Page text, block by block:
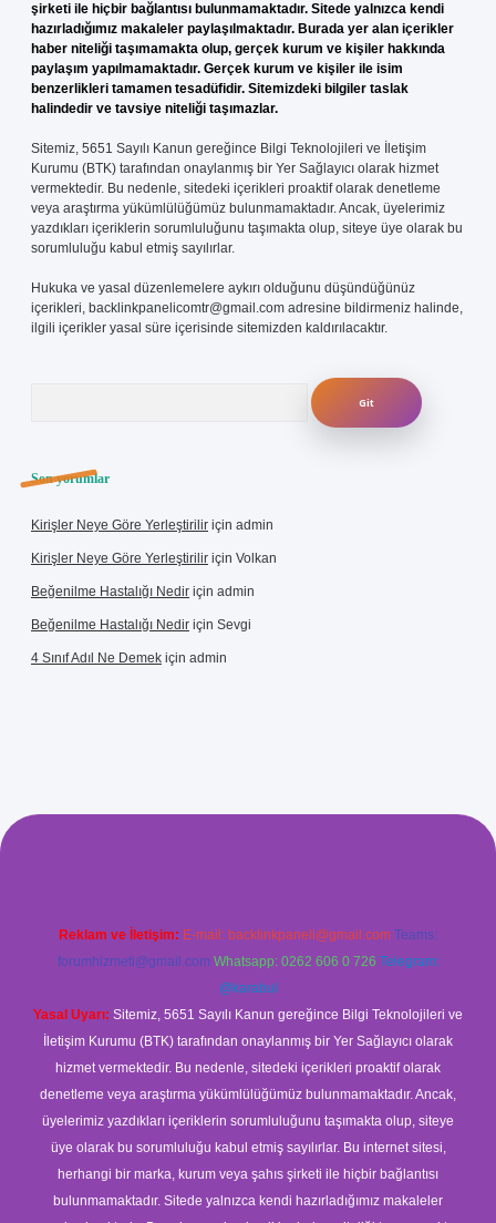
şirketi ile hiçbir bağlantısı bulunmamaktadır. Sitede yalnızca kendi
hazırladığımız makaleler paylaşılmaktadır. Burada yer alan içerikler
haber niteliği taşımamakta olup, gerçek kurum ve kişiler hakkında
paylaşım yapılmamaktadır. Gerçek kurum ve kişiler ile isim
benzerlikleri tamamen tesadüfidir. Sitemizdeki bilgiler taslak
halindedir ve tavsiye niteliği taşımazlar.
Sitemiz, 5651 Sayılı Kanun gereğince Bilgi Teknolojileri ve İletişim
Kurumu (BTK) tarafından onaylanmış bir Yer Sağlayıcı olarak hizmet
vermektedir. Bu nedenle, sitedeki içerikleri proaktif olarak denetleme
veya araştırma yükümlülüğümüz bulunmamaktadır. Ancak, üyelerimiz
yazdıkları içeriklerin sorumluluğunu taşımakta olup, siteye üye olarak bu
sorumluluğu kabul etmiş sayılırlar.
Hukuka ve yasal düzenlemelere aykırı olduğunu düşündüğünüz
içerikleri, backlinkpanelicomtr@gmail.com adresine bildirmeniz halinde,
ilgili içerikler yasal süre içerisinde sitemizden kaldırılacaktır.
Son yorumlar
Kirişler Neye Göre Yerleştirilir için admin
Kirişler Neye Göre Yerleştirilir için Volkan
Beğenilme Hastalığı Nedir için admin
Beğenilme Hastalığı Nedir için Sevgi
4 Sınıf Adıl Ne Demek için admin
ilbet giriş
Reklam ve İletişim: E-mail: backlinkpaneli@gmail.com Teams:
forumhizmeti@gmail.com Whatsapp: 0262 606 0 726 Telegram:
@karabul
Yasal Uyarı: Sitemiz, 5651 Sayılı Kanun gereğince Bilgi Teknolojileri ve
İletişim Kurumu (BTK) tarafından onaylanmış bir Yer Sağlayıcı olarak
hizmet vermektedir. Bu nedenle, sitedeki içerikleri proaktif olarak
denetleme veya araştırma yükümlülüğümüz bulunmamaktadır. Ancak,
üyelerimiz yazdıkları içeriklerin sorumluluğunu taşımakta olup, siteye
üye olarak bu sorumluluğu kabul etmiş sayılırlar. Bu internet sitesi,
herhangi bir marka, kurum veya şahıs şirketi ile hiçbir bağlantısı
bulunmamaktadır. Sitede yalnızca kendi hazırladığımız makaleler